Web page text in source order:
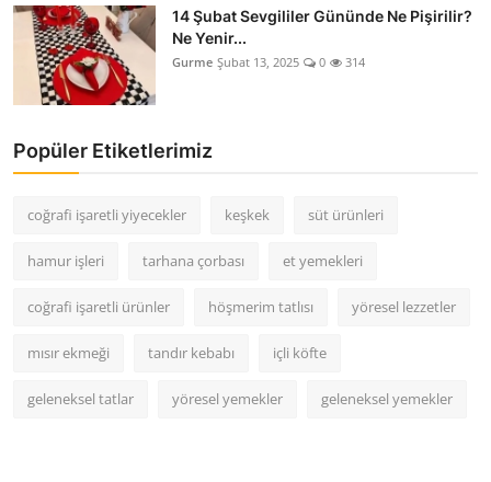
14 Şubat Sevgililer Gününde Ne Pişirilir?
Ne Yenir...
Gurme Şubat 13, 2025 0 314
Popüler Etiketlerimiz
coğrafi işaretli yiyecekler keşkek süt ürünleri
hamur işleri tarhana çorbası et yemekleri
coğrafi işaretli ürünler höşmerim tatlısı yöresel lezzetler
mısır ekmeği tandır kebabı içli köfte
geleneksel tatlar yöresel yemekler geleneksel yemekler